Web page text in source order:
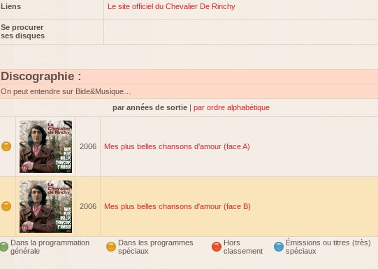
Liens Le site officiel du Chevalier De Rinchy
Se procurer
ses disques
Discographie :
On peut entendre sur Bide&Musique…
par années de sortie | par ordre alphabétique
2006 Mes plus belles chansons d'amour (face A)
2006 Mes plus belles chansons d'amour (face B)
Dans la programmation
générale
Dans les programmes
spéciaux
Hors
classement
Émissions ou titres (très)
spéciaux